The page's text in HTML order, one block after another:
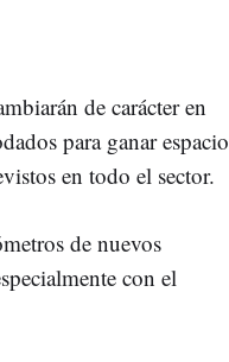
de carácter en
para ganar espacio
en todo el sector.
de nuevos
con el